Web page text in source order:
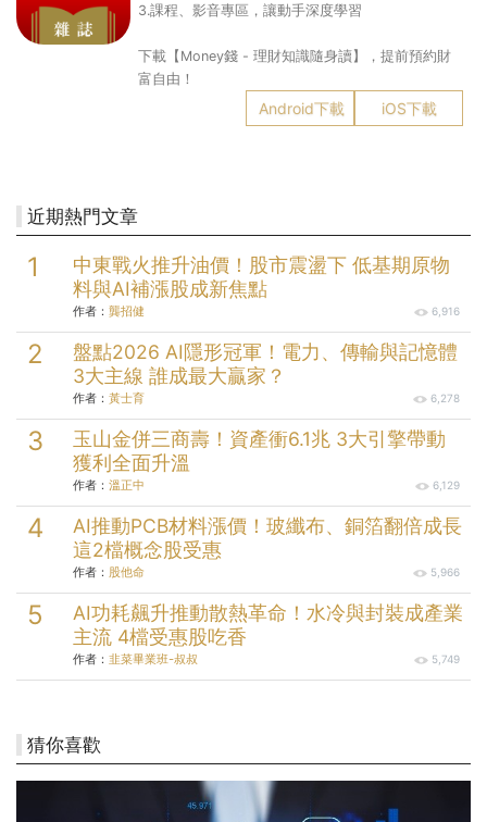
3.課程、影音專區，讓動手深度學習
下載【Money錢 - 理財知識隨身讀】，提前預約財
富自由！
Android下載 iOS下載
近期熱門文章
中東戰火推升油價！股市震盪下 低基期原物
料與AI補漲股成新焦點
作者： 龔招健 6,916
盤點2026 AI隱形冠軍！電力、傳輸與記憶體
3大主線 誰成最大贏家？
作者： 黃士育 6,278
玉山金併三商壽！資產衝6.1兆 3大引擎帶動
獲利全面升溫
作者： 溫正中 6,129
AI推動PCB材料漲價！玻纖布、銅箔翻倍成長
這2檔概念股受惠
作者： 股他命 5,966
AI功耗飆升推動散熱革命！水冷與封裝成產業
主流 4檔受惠股吃香
作者： 韭菜畢業班-叔叔 5,749
猜你喜歡